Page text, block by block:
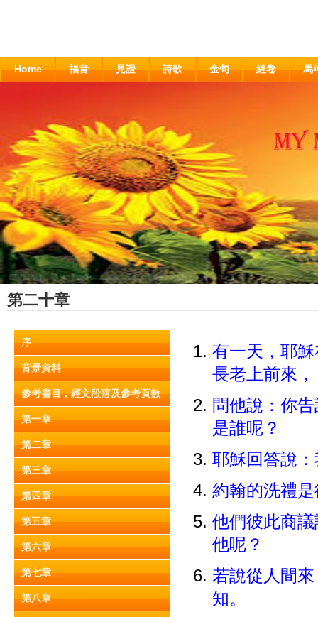
Home 福音 見證 詩歌 金句 經卷 馬
第二十章
序
背景資料
參考書目，經文段落及參考頁數
第一章
第二章
第三章
第四章
第五章
第六章
第七章
第八章
有一天，耶
長老上前來
問他說：你
是誰呢？
耶穌回答說
約翰的洗禮
他們彼此商
他呢？
若說從人間
知。